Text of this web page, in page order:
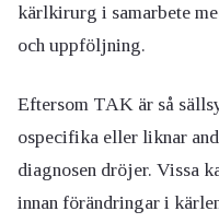
kärlkirurg i samarbete
och uppföljning.
Eftersom TAK är så
ospecifika eller liknar
diagnosen dröjer. Vissa
innan förändringar i